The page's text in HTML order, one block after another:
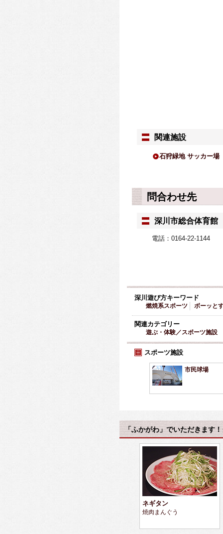
関連施設
石狩緑地 サッカー場
問合わせ先
深川市総合体育館
電話：0164-22-1144
深川遊び方キーワード
燃焼系スポーツ ボーッと
関連カテゴリー
遊ぶ・体験／スポーツ施設
スポーツ施設
市民球場
「ふかがわ」でいただきます
ネギタン
焼肉まんぐう